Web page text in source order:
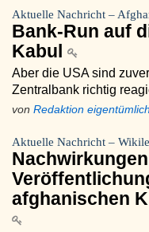
Aktuelle Nachricht –
Bank-Run auf
Kabul
Aber die USA sind
Zentralbank richtig
von Redaktion
Aktuelle Nachricht –
afghanischen